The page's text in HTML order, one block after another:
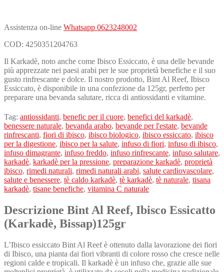
Assistenza on-line Whatsapp 0623248002
COD: 4250351204763
Il Karkadè, noto anche come Ibisco Essiccato, è una delle bevande
più apprezzate nei paesi arabi per le sue proprietà benefiche e il suo
gusto rinfrescante e dolce. Il nostro prodotto, Bint Al Reef, Ibisco
Essiccato, è disponibile in una confezione da 125gr, perfetto per
preparare una bevanda salutare, ricca di antiossidanti e vitamine.
Tag: antiossidanti, benefic per il cuore, benefici del karkadè,
benessere naturale, bevanda arabo, bevande per l'estate, bevande
rinfrescanti, fiori di ibisco, ibisco biologico, ibisco essiccato, ibisco
per la digestione, ibisco per la salute, infuso di fiori, infuso di ibisco,
infuso dimagrante, infuso freddo, infuso rinfrescante, infuso salutare,
karkadè, karkadè per la pressione, preparazione karkadè, proprietà
ibisco, rimedi naturali, rimedi naturali arabi, salute cardiovascolare,
salute e benessere, tè caldo karkadè, tè karkadè, tè naturale, tisana
karkadè, tisane benefiche, vitamina C naturale
Descrizione Bint Al Reef, Ibisco Essicatto
(Karkadè, Bissap)125gr
L’Ibisco essiccato Bint Al Reef è ottenuto dalla lavorazione dei fiori
di Ibisco, una pianta dai fiori vibranti di colore rosso che cresce nelle
regioni calde e tropicali. Il karkadè è un infuso che, grazie alle sue